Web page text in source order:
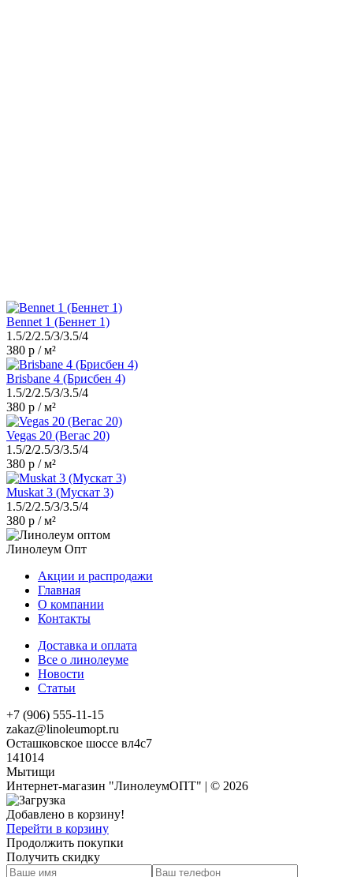
Bennet 1 (Беннет 1)
1.5/2/2.5/3/3.5/4
380 р / м²
Brisbane 4 (Брисбен 4)
1.5/2/2.5/3/3.5/4
380 р / м²
Vegas 20 (Вегас 20)
1.5/2/2.5/3/3.5/4
380 р / м²
Muskat 3 (Мускат 3)
1.5/2/2.5/3/3.5/4
380 р / м²
Линолеум Опт
Акции и распродажи
Главная
О компании
Контакты
Доставка и оплата
Все о линолеуме
Новости
Статьи
+7 (906) 555-11-15
zakaz@linoleumopt.ru
Осташковское шоссе вл4с7
141014
Мытищи
Интернет-магазин "ЛинолеумОПТ" | © 2026
Добавлено в корзину!
Перейти в корзину
Продолжить покупки
Получить скидку